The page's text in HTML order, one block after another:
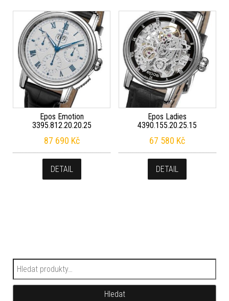
Epos Emotion
3395.812.20.20.25
87 690 Kč
DETAIL
Epos Ladies
4390.155.20.25.15
67 580 Kč
DETAIL
Hledat:
Hledat